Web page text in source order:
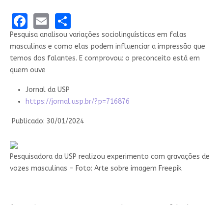
Facebook
EmailShare
Pesquisa analisou variações sociolinguísticas em falas
masculinas e como elas podem influenciar a impressão que
temos dos falantes. E comprovou: o preconceito está em
quem ouve
Jornal da USP
https://jornal.usp.br/?p=716876
Publicado: 30/01/2024
Pesquisadora da USP realizou experimento com gravações de
vozes masculinas - Foto: Arte sobre imagem Freepik